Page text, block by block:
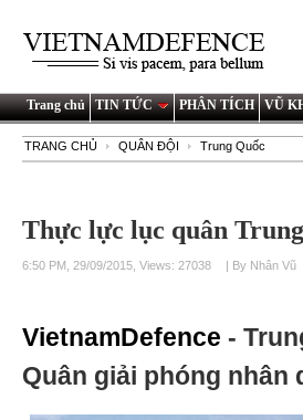
Trang chủ TIN TỨC PHÂN TÍCH VŨ
TRANG CHỦ QUÂN ĐỘI Trung Quốc
Thực lực lục quân
6:50 PM, 29/09/2015, Views: 27038 | By Nhân Vũ
VietnamDefence -
Quân giải phóng nhân